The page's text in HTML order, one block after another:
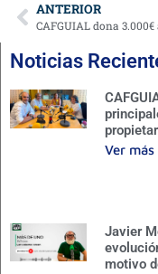
ANTERIOR
Noticias
Ver más
Javier
motivo